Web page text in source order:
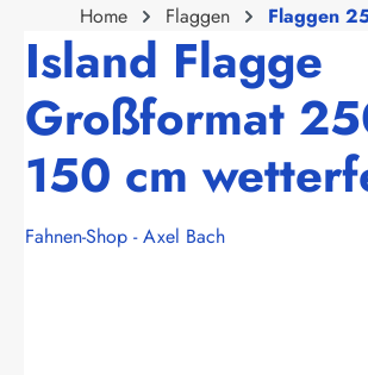
Home Flaggen Flaggen
Island Flagge
Großformat
150 cm
Fahnen-Shop - Axel Bach